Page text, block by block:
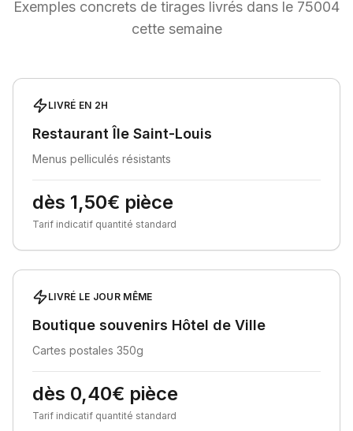
Exemples concrets de tirages livrés dans le 75004
cette semaine
LIVRÉ EN 2H
Restaurant Île Saint-Louis
Menus pelliculés résistants
dès 1,50€ pièce
Tarif indicatif quantité standard
LIVRÉ LE JOUR MÊME
Boutique souvenirs Hôtel de Ville
Cartes postales 350g
dès 0,40€ pièce
Tarif indicatif quantité standard